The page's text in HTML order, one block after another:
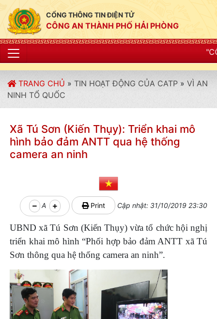
CỔNG THÔNG TIN ĐIỆN TỬ
CÔNG AN THÀNH PHỐ HẢI PHÒNG
"CÔNG AN THÀNH
TRANG CHỦ » TIN HOẠT ĐỘNG CỦA CATP » VÌ AN
NINH TỔ QUỐC
Xã Tú Sơn (Kiến Thụy): Triển khai mô
hình bảo đảm ANTT qua hệ thống
camera an ninh
A Print Cập nhật: 31/10/2019 23:30
UBND xã Tú Sơn (Kiến Thụy) vừa tổ chức hội nghị
triển khai mô hình “Phối hợp bảo đảm ANTT xã Tú
Sơn thông qua hệ thống camera an ninh”.